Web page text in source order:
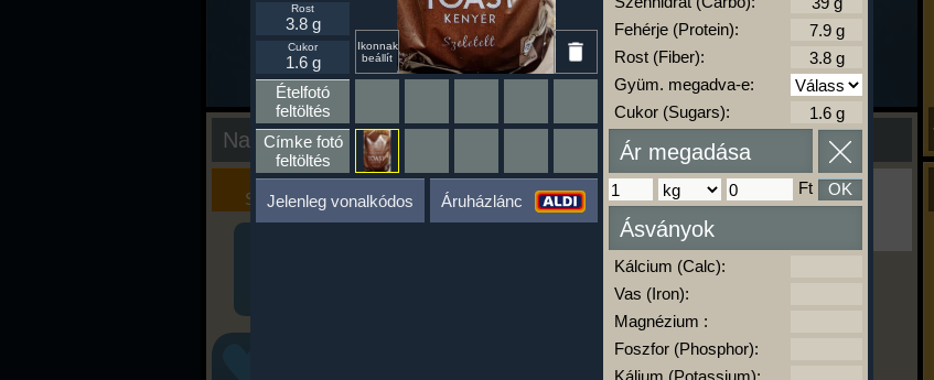
Nap kiértékelése
Kalória
Szimulátor
Szöveges
Értékelés
Ha ma már nem eszel/sportolsz többet,
kattints a kiértékelésre!
A Kalória Szimulátor Prémium funkció.
Ikonnak
beállít
Rost
3.8 g
Cukor
1.6 g
Ételfotó
feltöltés
Címke fotó
feltöltés
Jelenleg vonalkódos Áruházlánc
Fehérje (Protein):
Rost (Fiber):
Gyüm. megadva-e:
Cukor (Sugars):
Ár megadása
Ft OK
Ásványok
Kálcium (Calc):
Vas (Iron):
Magnézium :
Foszfor (Phosphor):
Kálium (Potassium):